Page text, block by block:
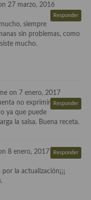
27 marzo, 2016
Responder
siempre
sin problemas, como
mucho.
on 7 enero, 2017
Responder
no exprimir
ya que puede
la salsa. Buena receta.
8 enero, 2017 Responder
la actualización¡¡¡